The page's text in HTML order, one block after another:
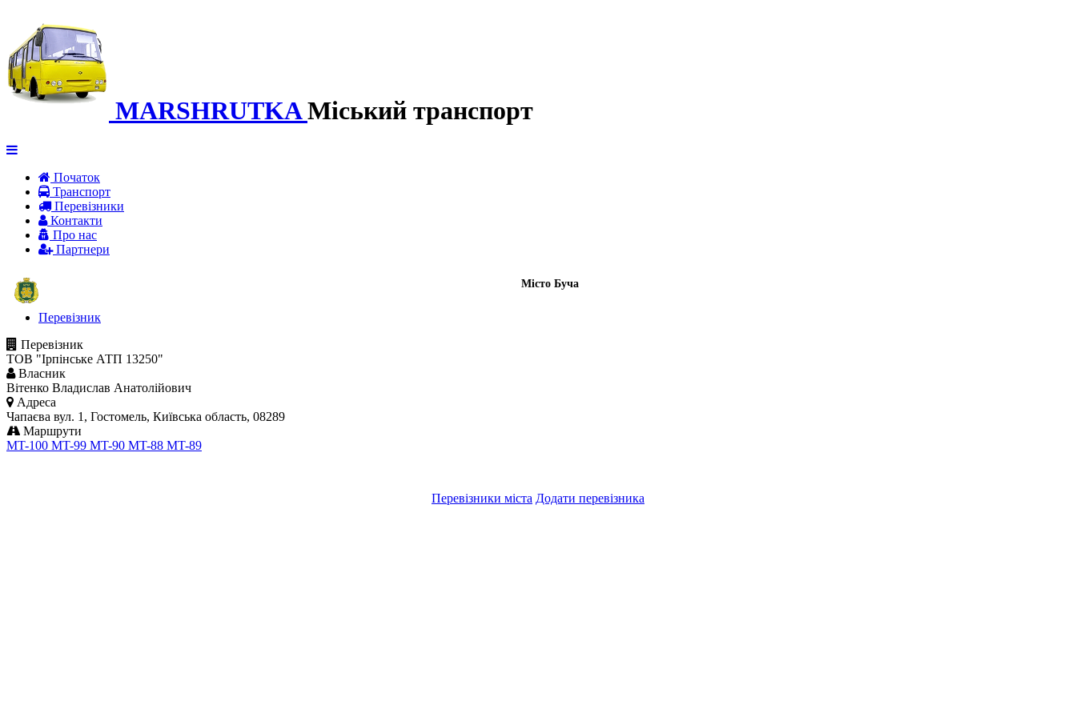
MARSHRUTKA Міський транспорт
Початок
Транспорт
Перевiзники
Контакти
Про нас
Партнери
Місто Буча
Перевізник
Перевізник
ТОВ "Ірпінське АТП 13250"
Власник
Вітенко Владислав Анатолійович
Адреса
Чапаєва вул. 1, Гостомель, Київська область, 08289
Маршрути
MT-100 MT-99 MT-90 MT-88 MT-89
Перевізники міста Додати перевізника